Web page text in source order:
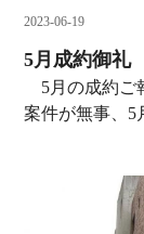
2023-06-19
5月成約御礼
5月の成約ご
案件が無事、